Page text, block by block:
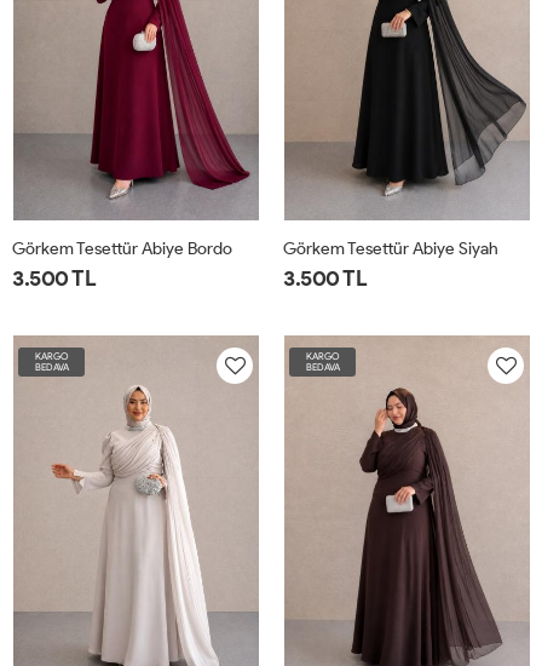
Görkem Tesettür Abiye Bordo
3.500 TL
Görkem Tesettür Abiye Siyah
3.500 TL
KARGO
BEDAVA
KARGO
BEDAVA